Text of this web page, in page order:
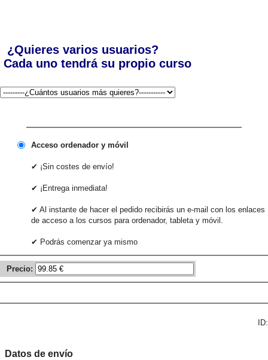
¿Quieres varios usuarios?
Cada uno tendrá su propio curso
Acceso ordenador y móvil
✔ ¡Sin costes de envío!
✔ ¡Entrega inmediata!
✔ Al instante de hacer el pedido recibirás un e-mail con los enlaces
de acceso a los cursos para ordenador, tableta y móvil.
✔ Podrás comenzar ya mismo
Precio:
ID:
Datos de envío